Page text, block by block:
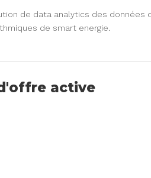
de data analytics des données
de smart energie.
active